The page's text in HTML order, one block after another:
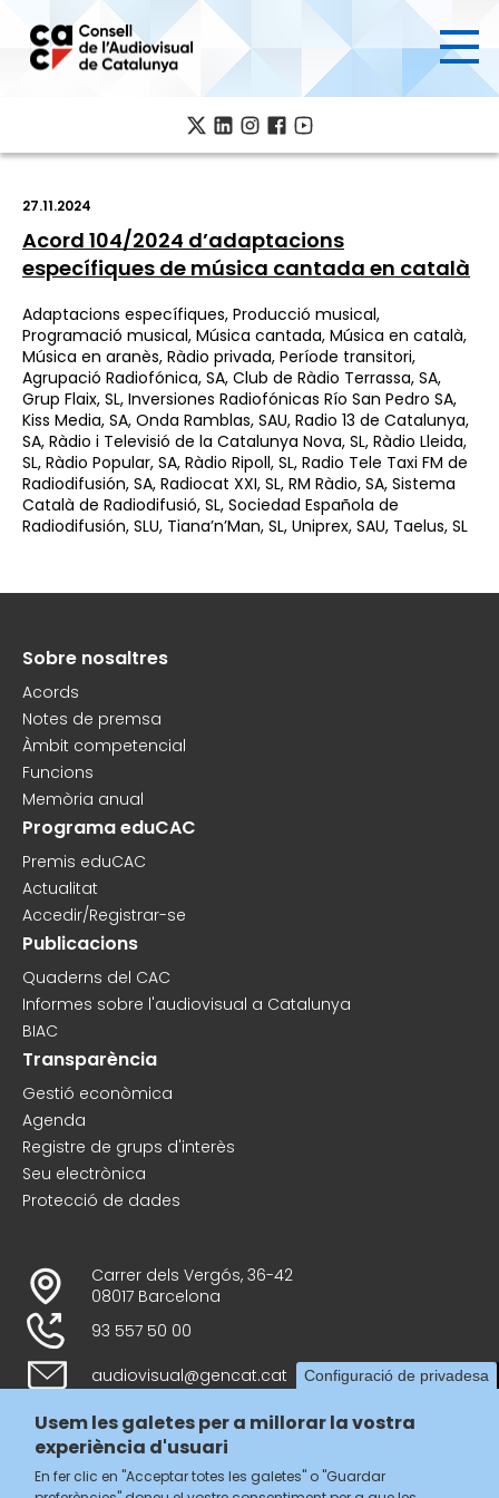
contingut
27.11.2024
Acord 104/2024 d’adaptacions
específiques de música cantada en català
Adaptacions específiques, Producció musical,
Programació musical, Música cantada, Música en català,
Música en aranès, Ràdio privada, Període transitori,
Agrupació Radiofónica, SA, Club de Ràdio Terrassa, SA,
Grup Flaix, SL, Inversiones Radiofónicas Río San Pedro SA,
Kiss Media, SA, Onda Ramblas, SAU, Radio 13 de Catalunya,
SA, Ràdio i Televisió de la Catalunya Nova, SL, Ràdio Lleida,
SL, Ràdio Popular, SA, Ràdio Ripoll, SL, Radio Tele Taxi FM de
Radiodifusión, SA, Radiocat XXI, SL, RM Ràdio, SA, Sistema
Català de Radiodifusió, SL, Sociedad Española de
Radiodifusión, SLU, Tiana’n’Man, SL, Uniprex, SAU, Taelus, SL
Peu
Sobre nosaltres
Acords
Notes de premsa
Àmbit competencial
Funcions
Memòria anual
Programa eduCAC
Premis eduCAC
Actualitat
Accedir/Registrar-se
Publicacions
Quaderns del CAC
Informes sobre l'audiovisual a Catalunya
BIAC
Transparència
Gestió econòmica
Agenda
Registre de grups d'interès
Seu electrònica
Protecció de dades
Carrer dels Vergós, 36-42
08017 Barcelona
93 557 50 00
audiovisual@gencat.cat
Follow us
Configuració de privadesa
Usem les galetes per a millorar la vostra
experiència d'usuari
En fer clic en "Acceptar totes les galetes" o "Guardar